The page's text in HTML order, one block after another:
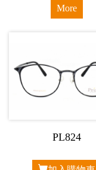
More
PL824